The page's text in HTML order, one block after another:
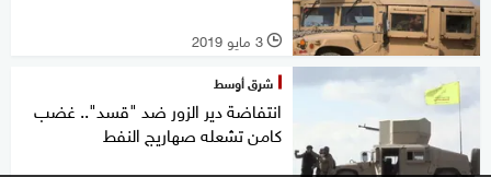
l 3 مايو 2019
شرق أوسط
انتفاضة دير الزور ضد "قسد".. غضب
كامن تشعله صهاريج النفط